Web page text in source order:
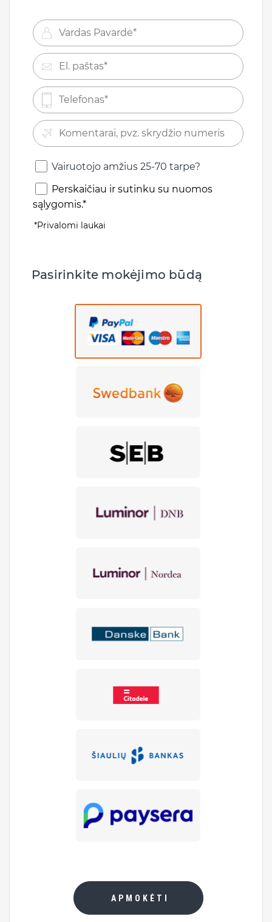
Vairuotojo amžius 25-70 tarpe?
Perskaičiau ir sutinku su nuomos
sąlygomis.*
*Privalomi laukai
Pasirinkite mokėjimo būdą
APMOKĖTI